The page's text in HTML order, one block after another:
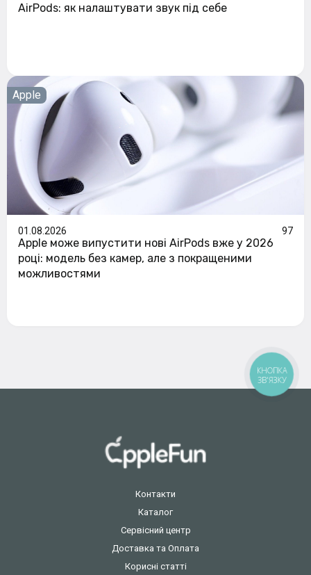
AirPods: як налаштувати звук під себе
Apple
01.08.2026 97
Apple може випустити нові AirPods вже у 2026
році: модель без камер, але з покращеними
можливостями
Контакти
Каталог
Сервісний центр
Доставка та Оплата
Корисні статті
КНОПКА
ЗВ'ЯЗКУ